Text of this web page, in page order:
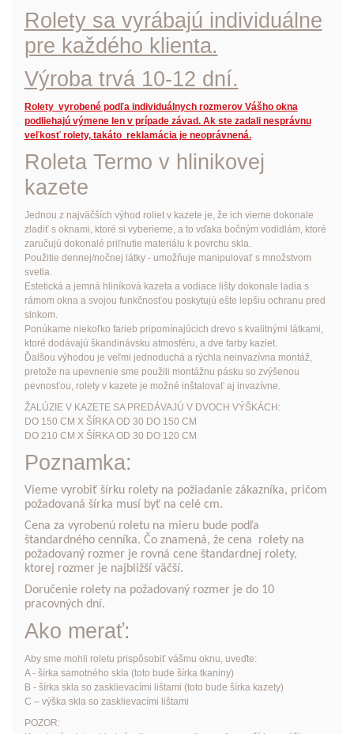
Rolety sa vyrábajú individuálne
pre každého klienta.
Výroba trvá 10-12 dní.
Rolety vyrobené podľa individuálnych rozmerov Vášho okna
podliehajú výmene len v prípade závad. Ak ste zadali nesprávnu
veľkosť rolety, takáto reklamácia je neoprávnená.
Roleta Termo v hlinikovej
kazete
Jednou z najväčších výhod roliet v kazete je, že ich vieme dokonale
zladiť s oknami, ktoré si vyberieme, a to vďaka bočným vodidlám, ktoré
zaručujú dokonalé priľnutie materiálu k povrchu skla.
Použitie dennej/nočnej látky - umožňuje manipulovať s množstvom
svetla.
Estetická a jemná hliníková kazeta a vodiace lišty dokonale ladia s
rámom okna a svojou funkčnosťou poskytujú ešte lepšiu ochranu pred
slnkom.
Ponúkame niekoľko farieb pripomínajúcich drevo s kvalitnými látkami,
ktoré dodávajú škandinávsku atmosféru, a dve farby kaziet.
Ďalšou výhodou je veľmi jednoduchá a rýchla neinvazívna montáž,
pretože na upevnenie sme použili montážnu pásku so zvýšenou
pevnosťou, rolety v kazete je možné inštalovať aj invazívne.
ŽALÚZIE V KAZETE SA PREDÁVAJÚ V DVOCH VÝŠKÁCH:
DO 150 CM X ŠÍRKA OD 30 DO 150 CM
DO 210 CM X ŠÍRKA OD 30 DO 120 CM
Poznamka:
Vieme vyrobiť šírku rolety na požiadanie zákazníka, pričom
požadovaná šírka musí byť na celé cm.
Cena za vyrobenú roletu na mieru bude podľa
štandardného cenníka. Čo znamená, že cena rolety na
požadovaný rozmer je rovná cene štandardnej rolety,
ktorej rozmer je najbližší väčší.
Doručenie rolety na požadovaný rozmer je do 10
pracovných dní.
Ako merať:
Aby sme mohli roletu prispôsobiť vášmu oknu, uveďte:
A - šírka samotného skla (toto bude šírka tkaniny)
B - šírka skla so zasklievacími lištami (toto bude šírka kazety)
C – výška skla so zasklievacími lištami
POZOR: